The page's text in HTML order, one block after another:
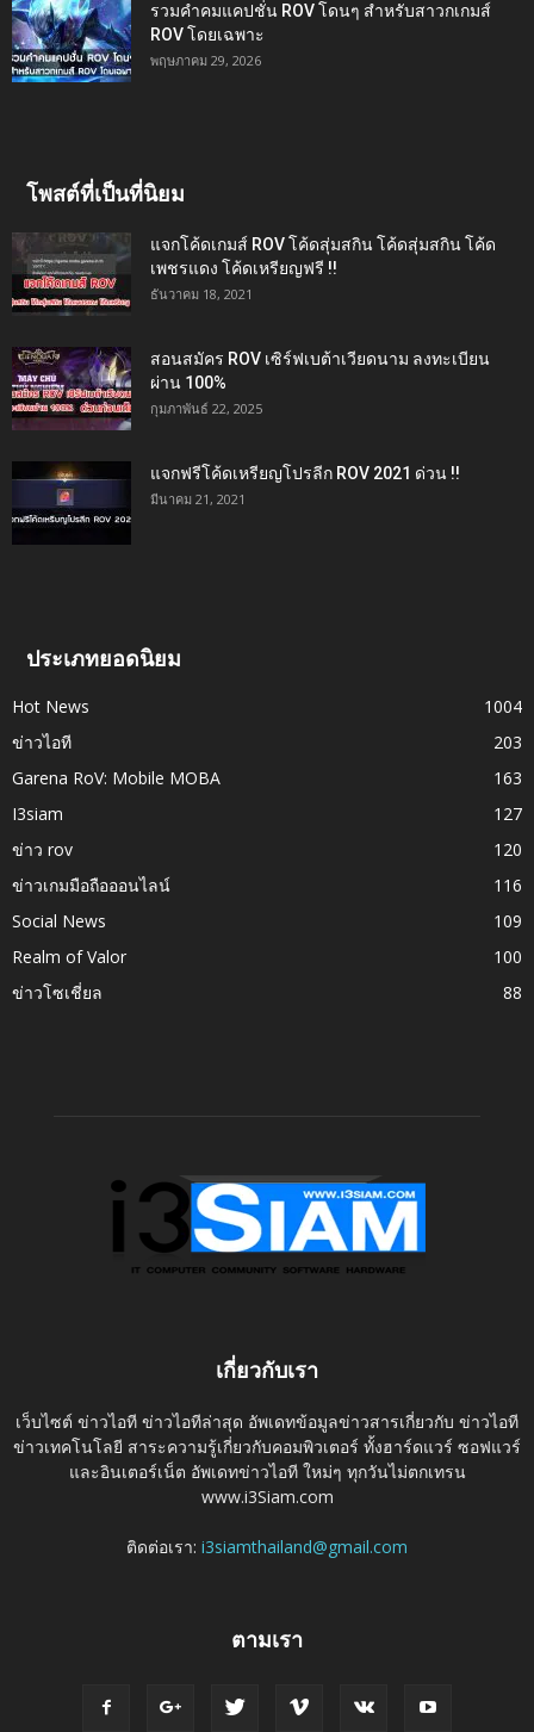
รวมคำคมแคปชั่น ROV โดนๆ สำหรับสาวกเกมส์
ROV โดยเฉพาะ
พฤษภาคม 29, 2026
โพสต์ที่เป็นที่นิยม
แจกโค้ดเกมส์ ROV โค้ดสุ่มสกิน โค้ดสุ่มสกิน โค้ด
เพชรแดง โค้ดเหรียญฟรี !!
ธันวาคม 18, 2021
สอนสมัคร ROV เซิร์ฟเบต้าเวียดนาม ลงทะเบียน
ผ่าน 100%
กุมภาพันธ์ 22, 2025
แจกฟรีโค้ดเหรียญโปรลีก ROV 2021 ด่วน !!
มีนาคม 21, 2021
ประเภทยอดนิยม
Hot News
1004
ข่าวไอที
203
Garena RoV: Mobile MOBA
163
I3siam
127
ข่าว rov
120
ข่าวเกมมือถือออนไลน์
116
Social News
109
Realm of Valor
100
ข่าวโซเชี่ยล
88
เกี่ยวกับเรา
เว็บไซต์ ข่าวไอที ข่าวไอทีล่าสุด อัพเดทข้อมูลข่าวสารเกี่ยวกับ ข่าวไอที
ข่าวเทคโนโลยี สาระความรู้เกี่ยวกับคอมพิวเตอร์ ทั้งฮาร์ดแวร์ ซอฟแวร์
และอินเตอร์เน็ต อัพเดทข่าวไอที ใหม่ๆ ทุกวันไม่ตกเทรน
www.i3Siam.com
ติดต่อเรา: i3siamthailand@gmail.com
ตามเรา